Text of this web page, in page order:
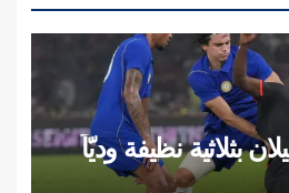
بثلاثية نظيفة وديّاً